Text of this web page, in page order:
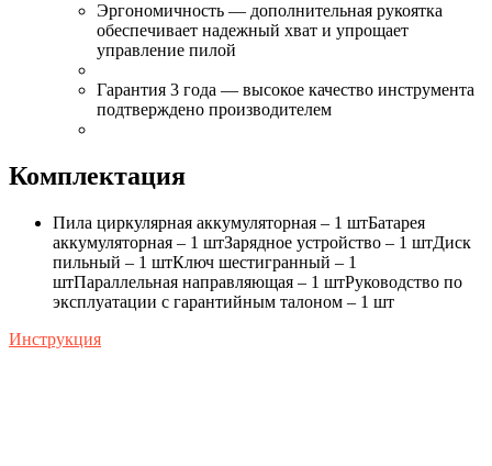
Эргономичность — дополнительная рукоятка
обеспечивает надежный хват и упрощает
управление пилой
Гарантия 3 года — высокое качество инструмента
подтверждено производителем
Комплектация
Пила циркулярная аккумуляторная – 1 штБатарея
аккумуляторная – 1 штЗарядное устройство – 1 штДиск
пильный – 1 штКлюч шестигранный – 1
штПараллельная направляющая – 1 штРуководство по
эксплуатации с гарантийным талоном – 1 шт
Инструкция